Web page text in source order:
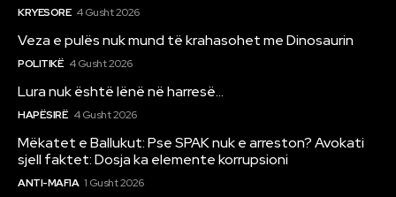
KRYESORE 4 Gusht 2026
Veza e pulës nuk mund të krahasohet me Dinosaurin
POLITIKË 4 Gusht 2026
Lura nuk është lënë në harresë…
HAPËSIRË 4 Gusht 2026
Mëkatet e Ballukut: Pse SPAK nuk e arreston? Avokati
sjell faktet: Dosja ka elemente korrupsioni
ANTI-MAFIA 1 Gusht 2026